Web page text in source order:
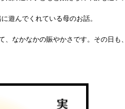
遊んでくれている母のお話。
なかなかの賑やかさです。その日も